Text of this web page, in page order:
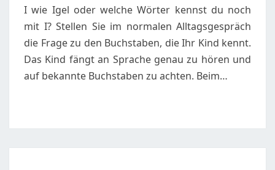
SCHREIBVORLAGE
I,
I
I wie Igel oder welche Wörter kennst du noch
mit I? Stellen Sie im normalen Alltagsgespräch
die Frage zu den Buchstaben, die Ihr Kind kennt.
Das Kind fängt an Sprache genau zu hören und
auf bekannte Buchstaben zu achten. Beim…